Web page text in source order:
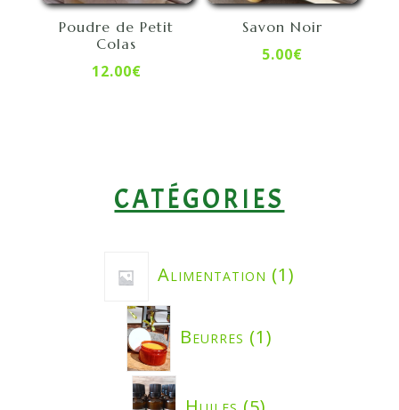
Poudre de Petit
Colas
12.00€
Savon Noir
5.00€
CATÉGORIES
Alimentation 11
Beurres 1
produit